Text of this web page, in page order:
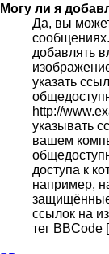
Могу ли я
Да, вы
добавлять
указать
http://
указывать
вашем
доступа к
например,
защищённые
ссылок на
тег BBCode